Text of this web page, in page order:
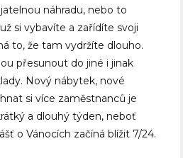
náhradu, nebo to
si vybavíte a zařídíte svoji
to, že tam vydržíte dlouho.
přesunout do jiné i jinak
Nový nábytek, nové
si více zaměstnanců je
a dlouhý týden, neboť
o Vánocích začíná blížit 7/24.